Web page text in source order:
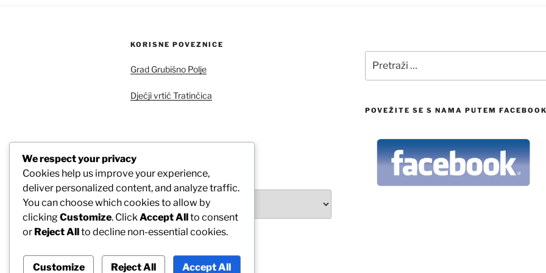
KORISNE POVEZNICE
Grad Grubišno Polje
Dječji vrtić Tratinčica
ARHIVA
Arhiva
Pretraži:
POVEŽITE SE S NAMA PUTEM
We respect your privacy
Cookies help us improve your experience,
deliver personalized content, and analyze traffic.
You can choose which cookies to allow by
clickingCustomize. ClickAccept Allto consent
or Reject Allto decline non-essential cookies.
Customize Reject All Accept All